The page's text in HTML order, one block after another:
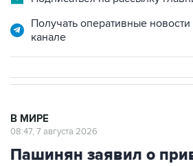
Получать оперативные
канале
В МИРЕ
08:47, 7 августа 2026
Пашинян заявил о